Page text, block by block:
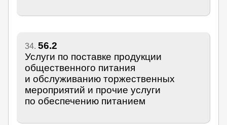
34. 56.2
Услуги по поставке продукции
общественного питания
и обслуживанию торжественных
мероприятий и прочие услуги
по обеспечению питанием